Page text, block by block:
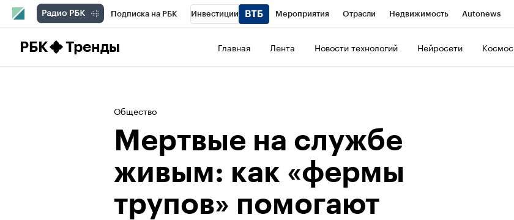
Подписка на РБК Инвестиции Мероприятия Отрасли Недвижимость Autonews
РБК Тренды Главная Лента Новости технологий Нейросети Космос
Общество
Мертвые на службе
живым: как «фермы
трупов» помогают